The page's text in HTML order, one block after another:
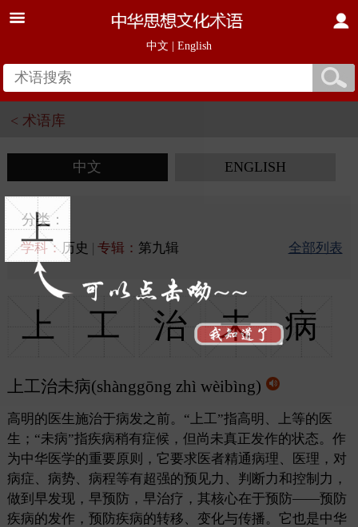
中文 English
上
< 术语库
中文 ENGLISH
分类：
学科：历史 专辑： 第九辑 全部列表
上 工 治 未 病
上工治未病(shànggōng zhì wèibìng)
高明的医生施治于病发之前。“上工”指高明、上等的医
生；“未病”指疾病稍有症候，但尚未真正发作的状态。作
为中华医学的重要原则，它要求医者精通病理、医理，对
病症、病势、病程等有超强的预见力、判断力和控制力，
做到早发现，早预防，早治疗，其核心在于预防——预防
疾病的发作，预防疾病的转移、变化与传播。它也是中华